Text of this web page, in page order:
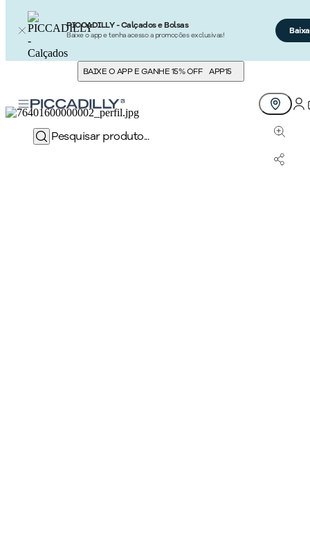
PICCADILLY - Calçados e Bolsas
Baixe o app e tenha acesso a promoções exclusivas!
BAIXE O APP E GANHE 15% OFF APP15